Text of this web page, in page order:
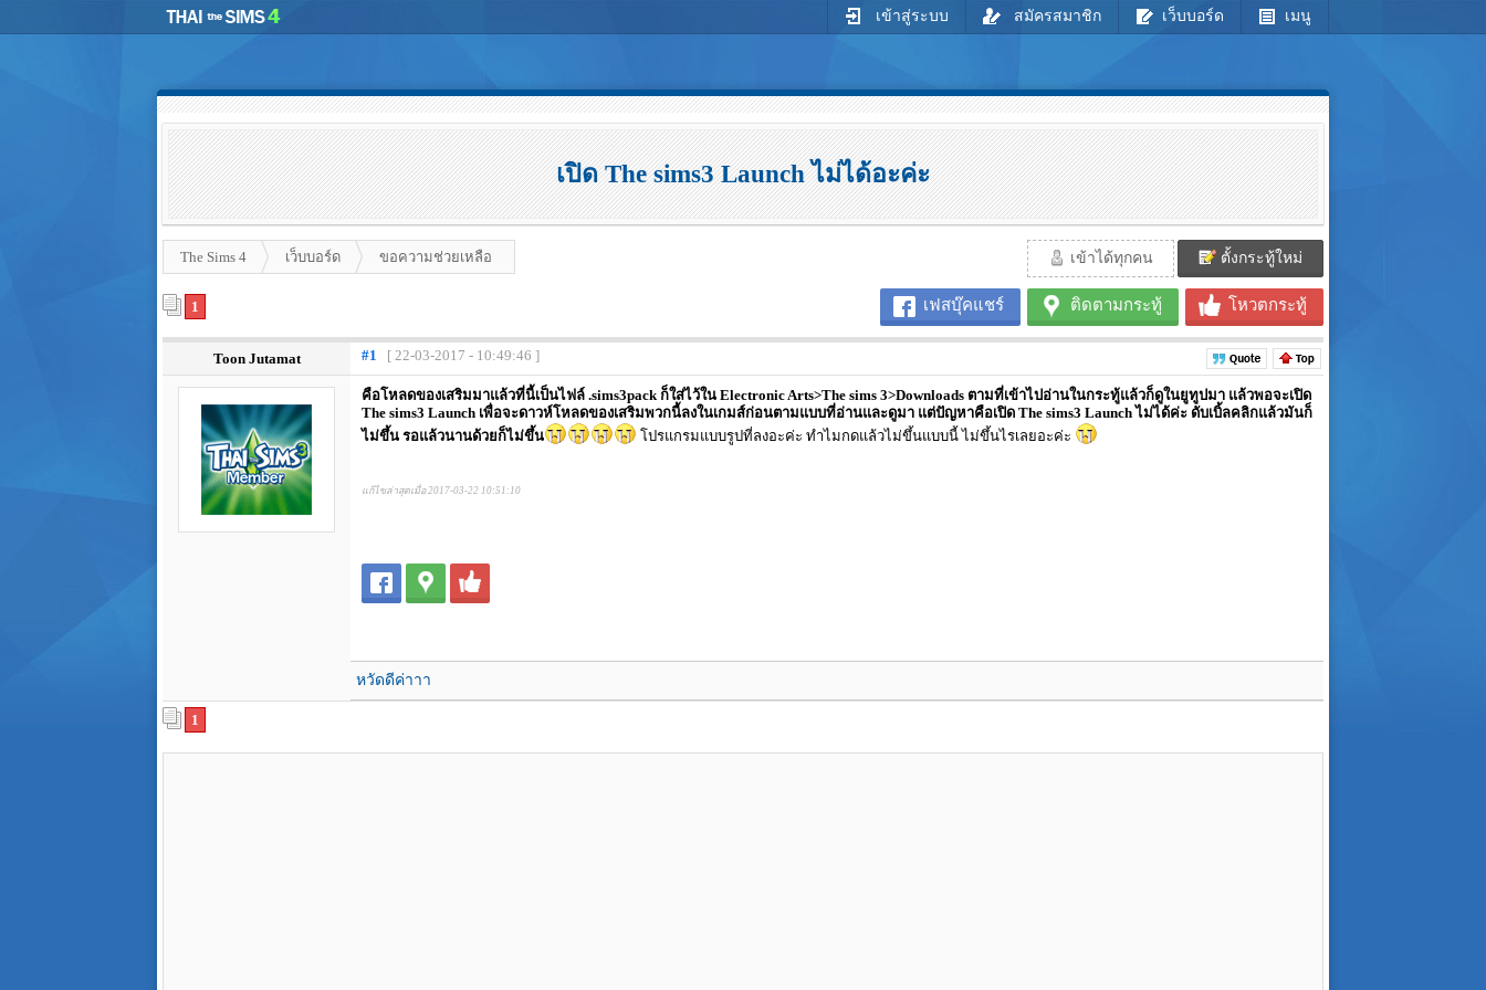
เข้าสู่ระบบ สมัครสมาชิก เว็บบอร์ด เมนู
เปิด The sims3 Launch ไม่ได้อะค่ะ
The Sims 4 เว็บบอร์ด ขอความช่วยเหลือ เข้าได้ทุกคน ตั้งกระทู้ใหม่
เฟสบุ๊คแชร์ ติดตามกระทู้ โหวตกระทู้
1
Toon Jutamat #1 [ 22-03-2017 - 10:49:46 ]
คือโหลดของเสริมมาแล้วที่นี้เป็นไฟล์ .sims3pack ก็ใส่ไว้ใน Electronic Arts>The sims 3>Downloads ตามที่เข้าไปอ่านในกระทู้แล้วก็ดูในยูทูปมา แล้วพอจะเปิด
The sims3 Launch เพื่อจะดาวห์โหลดของเสริมพวกนี้ลงในเกมส์ก่อนตามแบบที่อ่านและดูมา แต่ปัญหาคือเปิด The sims3 Launch ไม่ได้ค่ะ ดับเบิ้ลคลิกแล้วมันก็
ไม่ขึ้น รอแล้วนานด้วยก็ไม่ขึ้น
โปรแกรมแบบรูปที่ลงอะค่ะ ทำไมกดแล้วไม่ขึ้นแบบนี้ ไม่ขึ้นไรเลยอะค่ะ
แก้ไขล่าสุดเมื่อ 2017-03-22 10:51:10
หวัดดีค่าาา
1